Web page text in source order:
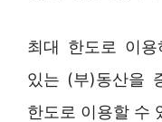
최대 한도로 이
있는 (부)동산을
한도로 이용할 수